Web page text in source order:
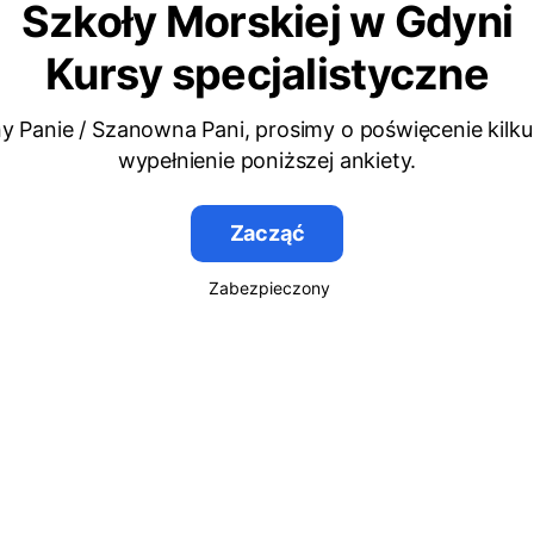
Szkoły Morskiej w Gdyni
Kursy specjalistyczne
Panie / Szanowna Pani, prosimy o poświęcenie
wypełnienie poniższej ankiety.
Zacząć
Zabezpieczony